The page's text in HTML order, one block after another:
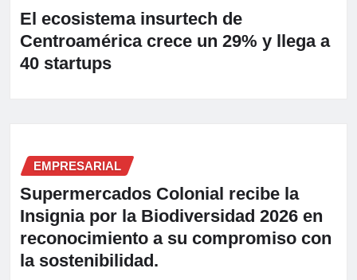
El ecosistema insurtech de
Centroamérica crece un 29% y llega a
40 startups
EMPRESARIAL
Supermercados Colonial recibe la
Insignia por la Biodiversidad 2026 en
reconocimiento a su compromiso con
la sostenibilidad.